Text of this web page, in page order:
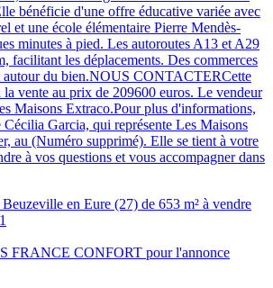
bénéficie d'une offre éducative variée avec
et une école élémentaire Pierre Mendès-
minutes à pied. Les autoroutes A13 et A29
facilitant les déplacements. Des commerces
autour du bien.NOUS CONTACTERCette
la vente au prix de 209600 euros. Le vendeur
Maisons Extraco.Pour plus d'informations,
Cécilia Garcia, qui représente Les Maisons
au (Numéro supprimé). Elle se tient à votre
à vos questions et vous accompagner dans